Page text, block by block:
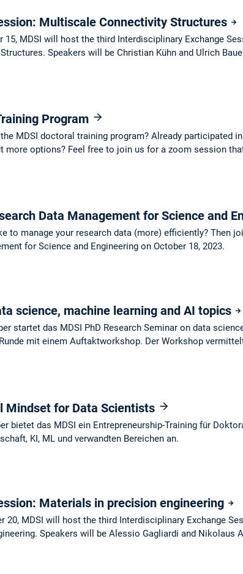
Multiscale Connectivity Structures
15, MDSI will host the third Interdisciplinary Exchange
Speakers will be Christian Kühn and Ulrich
Program
MDSI doctoral training program? Already participated
more options? Feel free to join us for a zoom session
Data Management for Science and
to manage your research data (more) efficiently? Then
for Science and Engineering on October 18, 2023.
science, machine learning and AI topics
startet das MDSI PhD Research Seminar on data
mit einem Auftaktworkshop. Der Workshop
Mindset for Data Scientists
bietet das MDSI ein Entrepreneurship-Training für
KI, ML und verwandten Bereichen an.
Materials in precision engineering
20, MDSI will host the third Interdisciplinary Exchange
Speakers will be Alessio Gagliardi and Nikolaus